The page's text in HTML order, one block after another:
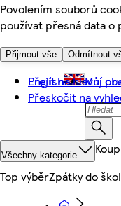
Povolením souborů
používat přesná data o
Přijmout vše Odmítnout
Přejít na hlavní
Přeskočit na
English Můj
Všechny kategorie
Top výběrZpátky do